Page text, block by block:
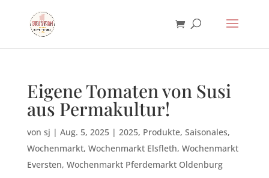
Eigene Tomaten von Susi
aus Permakultur!
von sj | Aug. 5, 2025| 2025, Produkte, Saisonales,
Wochenmarkt, Wochenmarkt Elsfleth, Wochenmarkt
Eversten, Wochenmarkt Pferdemarkt Oldenburg